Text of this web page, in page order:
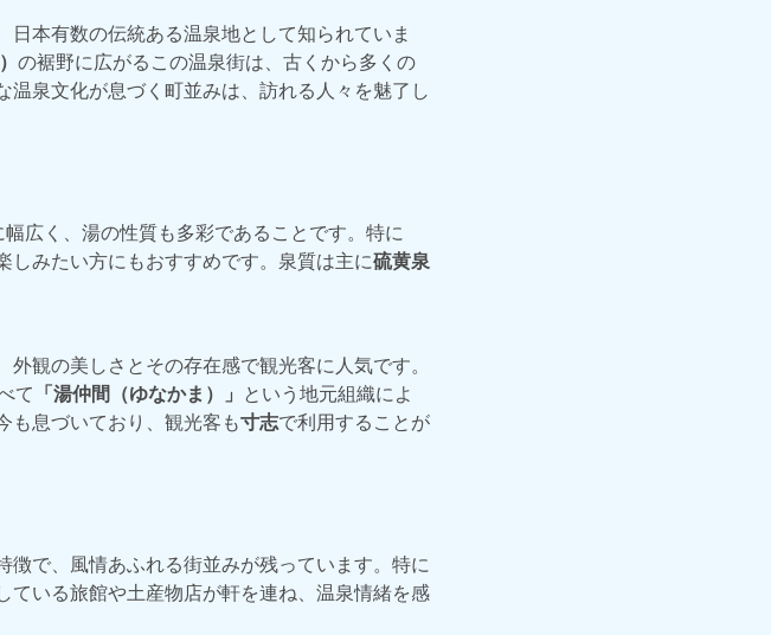
日本有数の伝統ある温泉地として知られていま
の裾野に広がるこの温泉街は、古くから多くの
泉文化が息づく町並みは、訪れる人々を魅了し
幅広く、湯の性質も多彩であることです。特に
しみたい方にもおすすめです。泉質は主に硫黄泉
外観の美しさとその存在感で観光客に人気です。
て 「湯仲間（ゆなかま）」 という地元組織によ
も息づいており、観光客も寸志で利用することが
で、風情あふれる街並みが残っています。特に
ている旅館や土産物店が軒を連ね、温泉情緒を感